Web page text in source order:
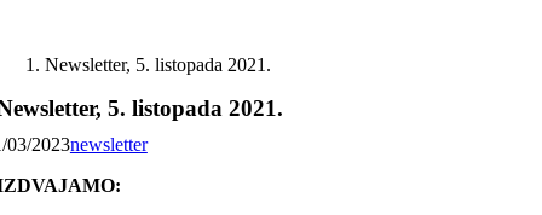
Newsletter, 5. listopada 2021.
5. listopada 2021.
03/2023newsletter